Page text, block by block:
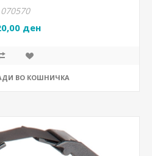
070570
ден
ВО КОШНИЧКА